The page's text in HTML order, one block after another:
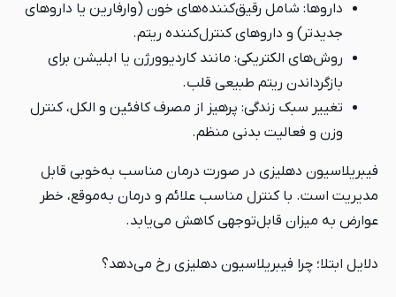
داروها: شامل رقیق‌کننده‌های خون (وارفارین یا داروهای
جدیدتر) و داروهای کنترل‌کننده ریتم.
روش‌های الکتریکی: مانند کاردیوورژن یا ابلیشن برای
بازگرداندن ریتم طبیعی قلب.
تغییر سبک زندگی: پرهیز از مصرف کافئین و الکل، کنترل
وزن و فعالیت بدنی منظم.
فیبریلاسیون دهلیزی در صورت درمان مناسب به‌خوبی قابل
مدیریت است. با کنترل مناسب علائم و درمان به‌موقع، خطر
عوارض به میزان قابل‌توجهی کاهش می‌یابد.
دلایل ابتلا؛ چرا فیبریلاسیون دهلیزی رخ می‌دهد؟